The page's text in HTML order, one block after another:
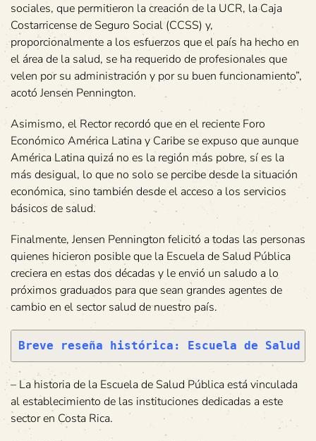
sociales, que permitieron la creación de la UCR, la Caja
Costarricense de Seguro Social (CCSS) y,
proporcionalmente a los esfuerzos que el país ha hecho en
el área de la salud, se ha requerido de profesionales que
velen por su administración y por su buen funcionamiento”,
acotó Jensen Pennington.
Asimismo, el Rector recordó que en el reciente Foro
Económico América Latina y Caribe se expuso que aunque
América Latina quizá no es la región más pobre, sí es la
más desigual, lo que no solo se percibe desde la situación
económica, sino también desde el acceso a los servicios
básicos de salud.
Finalmente, Jensen Pennington felicitó a todas las personas
quienes hicieron posible que la Escuela de Salud Pública
creciera en estas dos décadas y le envió un saludo a lo
próximos graduados para que sean grandes agentes de
cambio en el sector salud de nuestro país.
Breve reseña histórica: Escuela de Salud
– La historia de la Escuela de Salud Pública está vinculada
al establecimiento de las instituciones dedicadas a este
sector en Costa Rica.